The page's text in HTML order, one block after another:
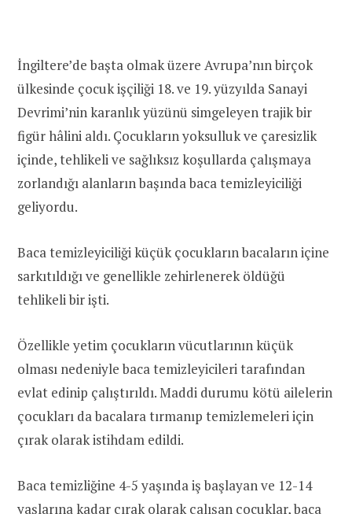
İngiltere’de başta olmak üzere Avrupa’nın birçok
ülkesinde çocuk işçiliği 18. ve 19. yüzyılda Sanayi
Devrimi’nin karanlık yüzünü simgeleyen trajik bir
figür hâlini aldı. Çocukların yoksulluk ve çaresizlik
içinde, tehlikeli ve sağlıksız koşullarda çalışmaya
zorlandığı alanların başında baca temizleyiciliği
geliyordu.
Baca temizleyiciliği küçük çocukların bacaların içine
sarkıtıldığı ve genellikle zehirlenerek öldüğü
tehlikeli bir işti.
Özellikle yetim çocukların vücutlarının küçük
olması nedeniyle baca temizleyicileri tarafından
evlat edinip çalıştırıldı. Maddi durumu kötü ailelerin
çocukları da bacalara tırmanıp temizlemeleri için
çırak olarak istihdam edildi.
Baca temizliğine 4-5 yaşında iş başlayan ve 12-14
yaşlarına kadar çırak olarak çalışan çocuklar, baca